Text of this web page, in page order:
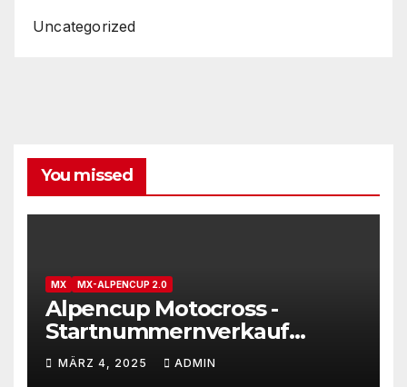
Uncategorized
You missed
MX MX-ALPENCUP 2.0
Alpencup Motocross -
Startnummernverkauf
gestartet
MÄRZ 4, 2025 ADMIN